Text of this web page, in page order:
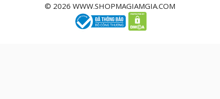
© 2026 WWW.SHOPMAGIAMGIA.COM